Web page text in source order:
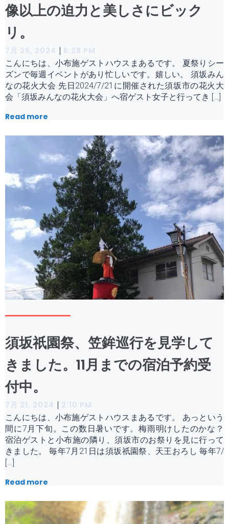
像以上の迫力と美しさにビック
リ。
7月 26, 2024 | 6:28 PM
こんにちは、小布施ゲストハウスまあるです。 夏祭りシー
ズンで毎週イベントがあり忙しいです。嬉しい。 須坂みん
なの花火大会 先日2024/7/21に開催された須坂市の花火大
会「須坂みんなの花火大会」へ宿ゲスト女子と行ってき […]
Read more
須坂祇園祭、笠鉾巡行を見学して
きました。11月までの宿泊予約受
付中。
7月 21, 2024 | 2:10 PM
こんにちは、小布施ゲストハウスまあるです。 あっという
間に7月下旬。この数日暑いです。梅雨明けしたのかな？
宿泊ゲストと小布施の隣り、須坂市のお祭りを見に行って
きました。 毎年7月21日は須坂祇園祭、天王おろし 毎年7/
[…]
Read more